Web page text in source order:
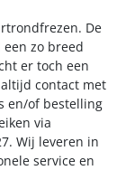
De
een zo breed
er toch een
contact met
en/of bestelling
via
Wij leveren in
service en